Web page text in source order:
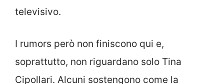
televisivo.
I rumors però non finiscono qui e,
soprattutto, non riguardano solo Tina
Cipollari. Alcuni sostengono come la